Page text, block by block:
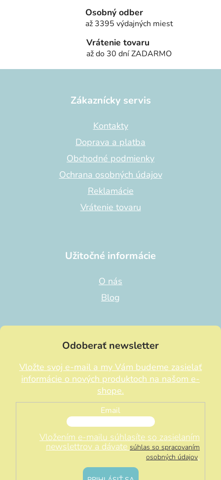
e
p
v
k
y
p
s
u
Osobný odber
až 3395 výdajných miest
Vrátenie tovaru
až do 30 dní ZADARMO
Zákaznícky servis
Kontakty
Doprava a platba
Obchodné podmienky
Ochrana osobných údajov
Reklamácie
Vrátenie tovaru
Užitočné informácie
O nás
Blog
Odoberať newsletter
Vložte svoj e-mail a my Vám budeme zasielať
informácie o nových produktoch na našom e-
shope.
Email
Vložením e-mailu súhlasíte so zasielaním
newslettrov a dávate súhlas so spracovaním
osobných údajov.